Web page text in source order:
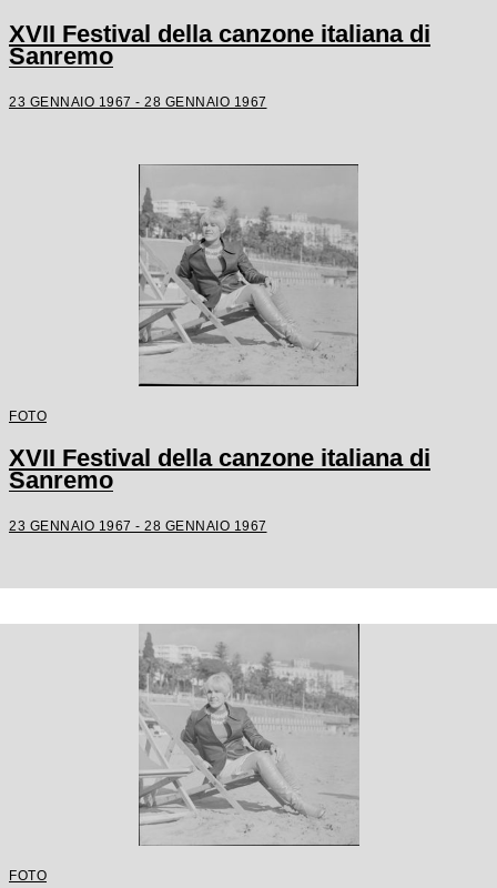
XVII Festival della canzone italiana di
Sanremo
23 GENNAIO 1967 - 28 GENNAIO 1967
FOTO
XVII Festival della canzone italiana di
Sanremo
23 GENNAIO 1967 - 28 GENNAIO 1967
FOTO